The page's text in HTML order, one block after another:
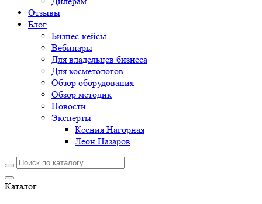
Отзывы
Блог
Бизнес-кейсы
Вебинары
Для владельцев бизнеса
Для косметологов
Обзор оборудования
Обзор методик
Новости
Эксперты
Ксения Нагорная
Леон Назаров
Каталог